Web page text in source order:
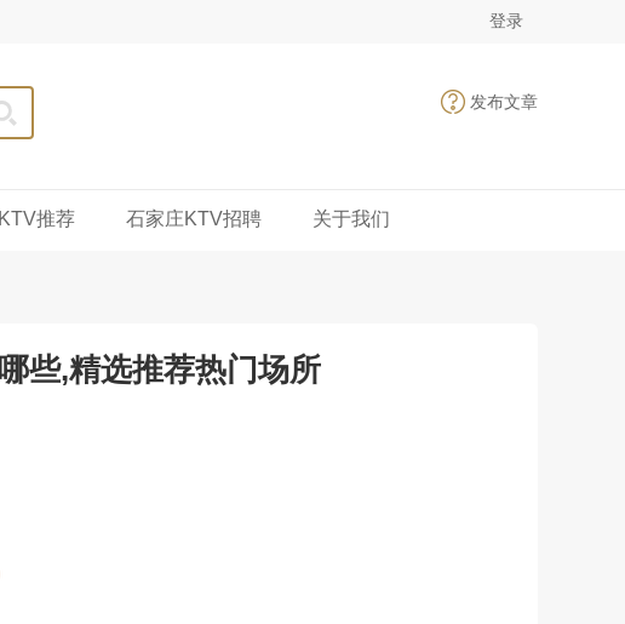
登录
发布文章
推荐 石家庄KTV招聘 关于我们
些,精选推荐热门场所